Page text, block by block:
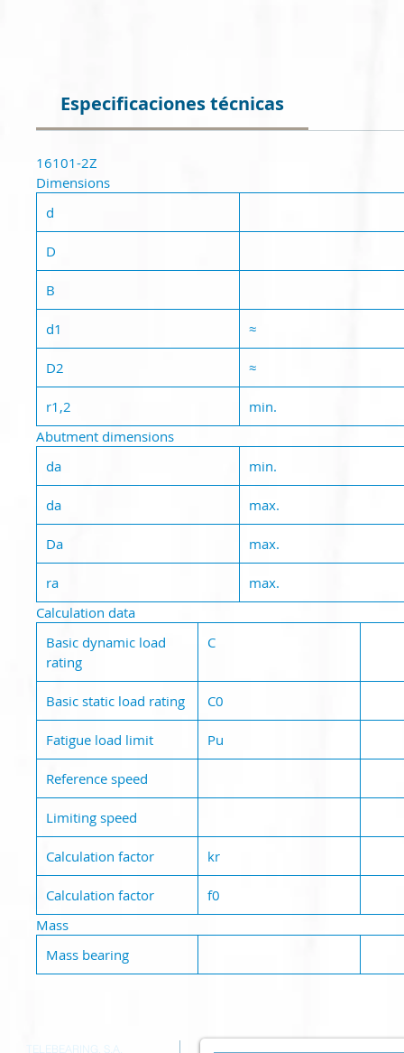
Especificaciones técnicas
16101-2Z
Dimensions
d
D
B
d1 ≈
D2 ≈
r1,2
min.
Abutment dimensions
da
min.
da max.
Da max.
ra
max.
Calculation data
Basic dynamic load
rating
C
Basic static load rating C0
Fatigue load limit Pu
Reference speed
Limiting speed
Calculation factor kr
Calculation factor
f0
Mass
Mass bearing
TELEBEARING, S.A.